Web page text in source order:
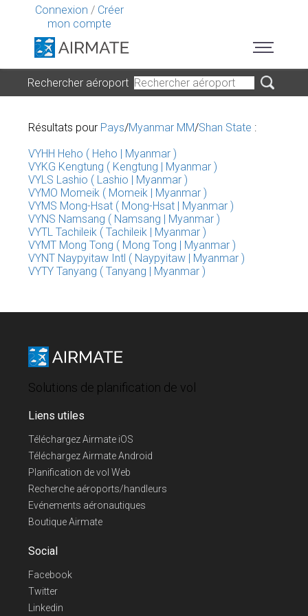
Connexion / Créer
mon compte
Rechercher aéroport
Résultats pour Pays/Myanmar MM/Shan State :
VYHH Heho ( Heho | Myanmar )
VYKG Kengtung ( Kengtung | Myanmar )
VYLS Lashio ( Lashio | Myanmar )
VYMO Momeik ( Momeik | Myanmar )
VYMS Mong-Hsat ( Mong-Hsat | Myanmar )
VYNS Namsang ( Namsang | Myanmar )
VYTL Tachileik ( Tachileik | Myanmar )
VYMT Mong Tong ( Mong Tong | Myanmar )
VYNT Naypyitaw Intl ( Naypyitaw | Myanmar )
VYTY Tanyang ( Tanyang | Myanmar )
Solutions de planification de vol
Liens utiles
Téléchargez Airmate iOS
Téléchargez Airmate Android
Planification de vol Web
Recherche aéroports/handleurs
Evénements aéronautiques
Boutique Airmate
Social
Facebook
Twitter
Linkedin